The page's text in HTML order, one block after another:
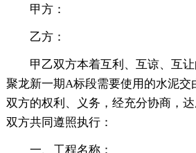
甲方：
乙方：
甲乙双方本着互利、互谅、互
聚龙新一期A标段需要使用的水泥交
双方的权利、义务，经充分协商，
双方共同遵照执行：
一、工程名称：